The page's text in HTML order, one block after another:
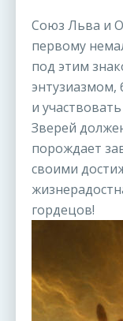
Союз Льва и
первому
под этим
энтузиазмом,
и
Зверей
порождает
своими
гордецов!